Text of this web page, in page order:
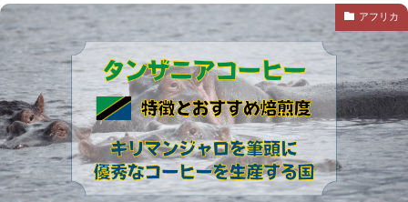
アフリカ